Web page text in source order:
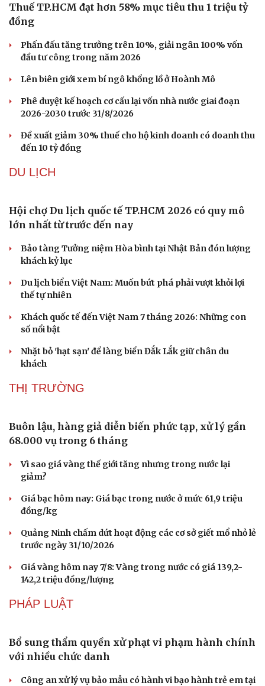
Cải chính
Thuế TP.HCM đạt hơn 58% mục tiêu thu 1 triệu tỷ
đồng
Phấn đấu tăng trưởng trên 10%, giải ngân 100% vốn
đầu tư công trong năm 2026
Lên biên giới xem bí ngô khổng lồ ở Hoành Mô
Phê duyệt kế hoạch cơ cấu lại vốn nhà nước giai đoạn
2026-2030 trước 31/8/2026
Đề xuất giảm 30% thuế cho hộ kinh doanh có doanh thu
đến 10 tỷ đồng
DU LỊCH
Hội chợ Du lịch quốc tế TP.HCM 2026 có quy mô
lớn nhất từ trước đến nay
khách kỷ lục
thế tự nhiên
Khách quốc tế đến Việt Nam 7 tháng 2026: Những con
Nhặt bỏ 'hạt sạn' để làng biển Đắk Lắk giữ chân du
THỊ TRƯỜNG
Buôn lậu, hàng giả diễn biến phức tạp, xử lý gần
68.000 vụ trong 6 tháng
giảm?
đồng/kg
Quảng Ninh chấm dứt hoạt động các cơ sở giết mổ nhỏ lẻ